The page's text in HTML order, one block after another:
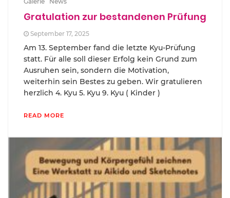
Gratulation zur bestandenen Prüfung
September 17, 2025
Am 13. September fand die letzte Kyu-Prüfung
statt. Für alle soll dieser Erfolg kein Grund zum
Ausruhen sein, sondern die Motivation,
weiterhin sein Bestes zu geben. Wir gratulieren
herzlich 4. Kyu 5. Kyu 9. Kyu ( Kinder )
READ MORE